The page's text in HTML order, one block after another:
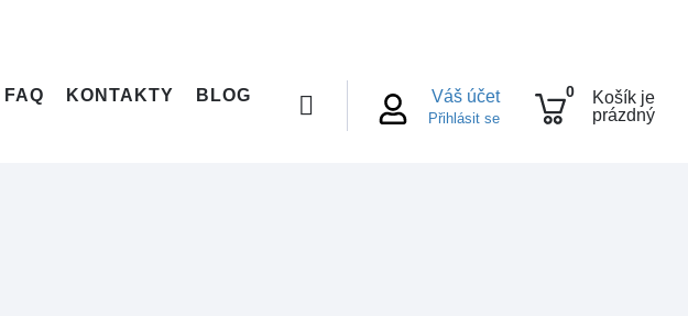
Váš účet
Přihlásit se
0
Košík je
prázdný
FAQ KONTAKTY BLOG